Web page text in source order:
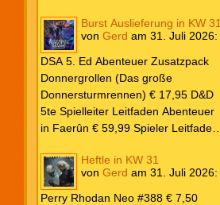
Frank: Der Pandora-Zyklus PB #1
Die Reise nach Pandora € 16,00
Corey, James: The Captive’s War
HC #2 Der Glaube der Bestien €
24,00 Loewe: Suzuki, Julietta: Süße
Bisse #6 € 7,50
Burst Auslieferung in KW 31
von Gerd am 31. Juli 2026:
DSA 5. Ed Abenteuer Zusatzpack
Donnergrollen (Das große
Donnersturmrennen) € 17,95 D&D
5te Spielleiter Leitfaden Abenteuer
in Faerûn € 59,99 Spieler Leitfaden
Heftle in KW 31
von Gerd am 31. Juli 2026:
Perry Rhodan Neo #388 € 7,50